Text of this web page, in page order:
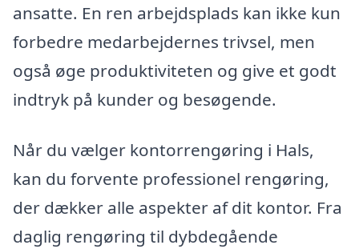
ansatte. En ren arbejdsplads kan ikke kun
forbedre medarbejdernes trivsel, men
også øge produktiviteten og give et godt
indtryk på kunder og besøgende.
Når du vælger kontorrengøring i Hals,
kan du forvente professionel rengøring,
der dækker alle aspekter af dit kontor. Fra
daglig rengøring til dybdegående